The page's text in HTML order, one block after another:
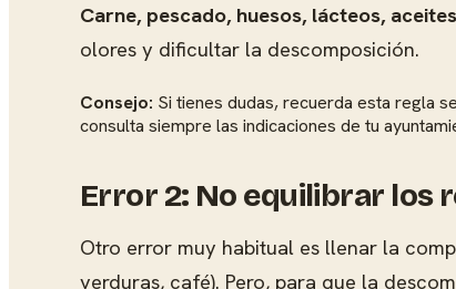
Carne, pescado, huesos, lácteos,
olores y dificultar la descomposición.
Consejo: Si tienes dudas, recuerda esta regla
consulta siempre las indicaciones de tu
Error 2: No equilibrar los
Otro error muy habitual es llenar la
verduras, café). Pero, para que la